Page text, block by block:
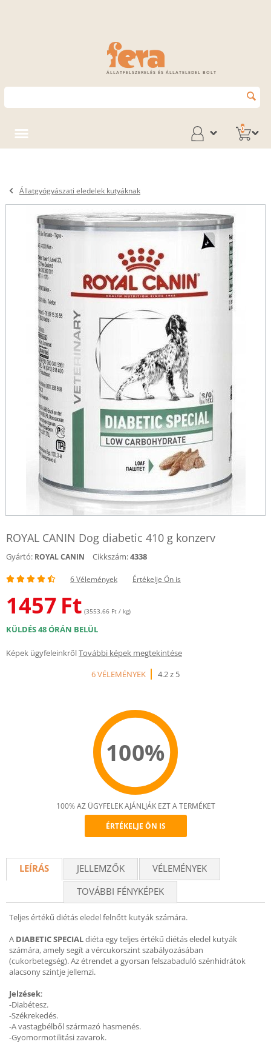
ÁLLATFELSZERELÉS ÉS ÁLLATELEDEL BOLT
0
Állatgyógyászati eledelek kutyáknak
ROYAL CANIN Dog diabetic 410 g konzerv
Gyártó: ROYAL CANIN Cikkszám:4338
6 Vélemények Értékelje Ön is
1457 Ft (3553.66 Ft / kg)
KÜLDÉS 48 ÓRÁN BELÜL
Képek ügyfeleinkrőlTovábbi képek megtekintése
6 VÉLEMÉNYEK
4.2 z 5
100%
Recommend
100% AZ ÜGYFELEK AJÁNLJÁK EZT A TERMÉKET
ÉRTÉKELJE ÖN IS
LEÍRÁS JELLEMZŐK
VÉLEMÉNYEK
TOVÁBBI FÉNYKÉPEK
Teljes értékű diétás eledel felnőtt kutyák számára.
A DIABETIC SPECIALdiéta egy teljes értékű diétás eledel kutyák
számára, amely segít a vércukorszint szabályozásában
(cukorbetegség). Az étrendet a gyorsan felszabaduló szénhidrátok
alacsony szintje jellemzi.
Jelzések:
-Diabétesz.
-Székrekedés.
-A vastagbélből származó hasmenés.
-Gyomormotilitási zavarok.